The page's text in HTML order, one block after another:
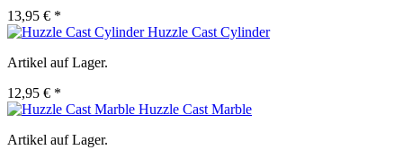
13,95 € *
Huzzle Cast Cylinder
Artikel auf Lager.
12,95 € *
Huzzle Cast Marble
Artikel auf Lager.